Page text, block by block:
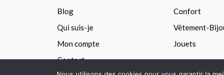
Blog
Qui suis-je
Mon compte
Contact
Confort
Vêtement-
Jouets